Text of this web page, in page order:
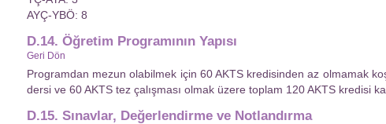
AYÇ-YBÖ: 8
D.14. Öğretim Programının Yapısı
Geri Dön
Programdan mezun olabilmek için 60 AKTS kredisinden az olmamak
dersi ve 60 AKTS tez çalışması olmak üzere toplam 120 AKTS kredisi
D.15. Sınavlar, Değerlendirme ve Notlandırma